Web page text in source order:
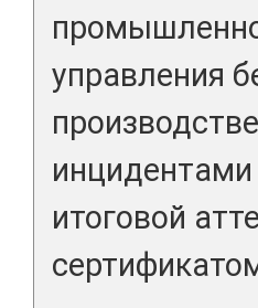
управления
итоговой